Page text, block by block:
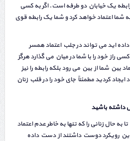
یک خیابان دو طرفه است. اگر به کسی
شما اعتماد خواهد کرد و شما یک رابطه قوی
اید می تواند در جلب اعتماد همسر
راز خود را با شما در میان می گذارد هرگز
بین شما از بین می رود بلکه رابطه را نیز
کردید مطمئناً جای خود را در قلب زنان
به حال زنانی را که تنها به خاطر عدم اعتماد
رویکرد دوست داشتند از دست داده